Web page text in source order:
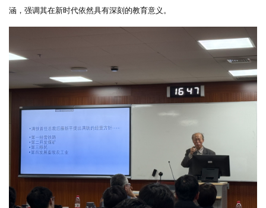
涵，强调其在新时代依然具有深刻的教育意义。